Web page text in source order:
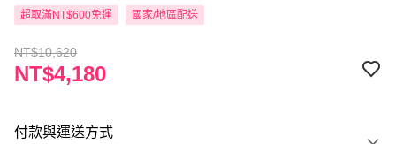
超取滿NT$600免運 國家/地區配送
NT$10,620
NT$4,180
付款與運送方式